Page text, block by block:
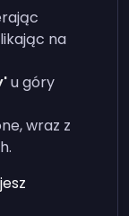
na
u góry
wraz z